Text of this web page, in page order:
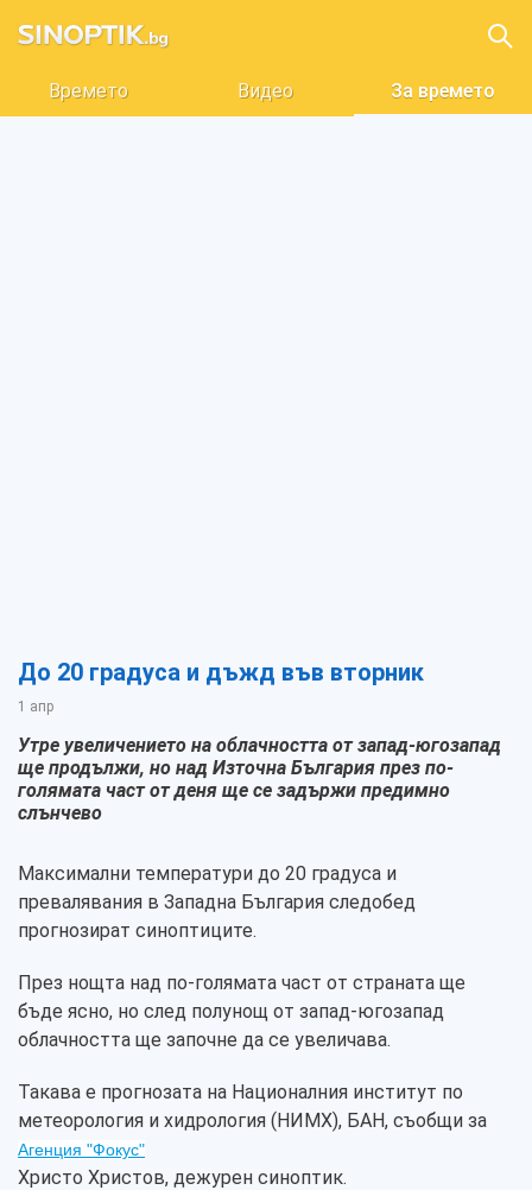
Времето Видео За времето
До 20 градуса и дъжд във вторник
1 апр
Утре увеличението на облачността от запад-югозапад
ще продължи, но над Източна България през по-
голямата част от деня ще се задържи предимно
слънчево
Максимални температури до 20 градуса и
превалявания в Западна България следобед
прогнозират синоптиците.
През нощта над по-голямата част от страната ще
бъде ясно, но след полунощ от запад-югозапад
облачността ще започне да се увеличава.
Такава е прогнозата на Националния институт по
метеорология и хидрология (НИМХ), БАН, съобщи за
Агенция "Фокус"
Христо Христов, дежурен синоптик.